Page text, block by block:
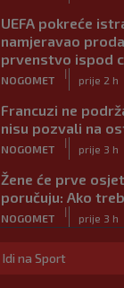
UEFA pokreće
namjeravao
prvenstvo ispod
NOGOMET
|
prije 2 h
Francuzi ne
nisu pozvali na
NOGOMET
|
prije 3 h
Žene će prve
poručuju: Ako
NOGOMET
|
prije 3 h
Zvanično:
zadužio broj sa
Idi na Sport